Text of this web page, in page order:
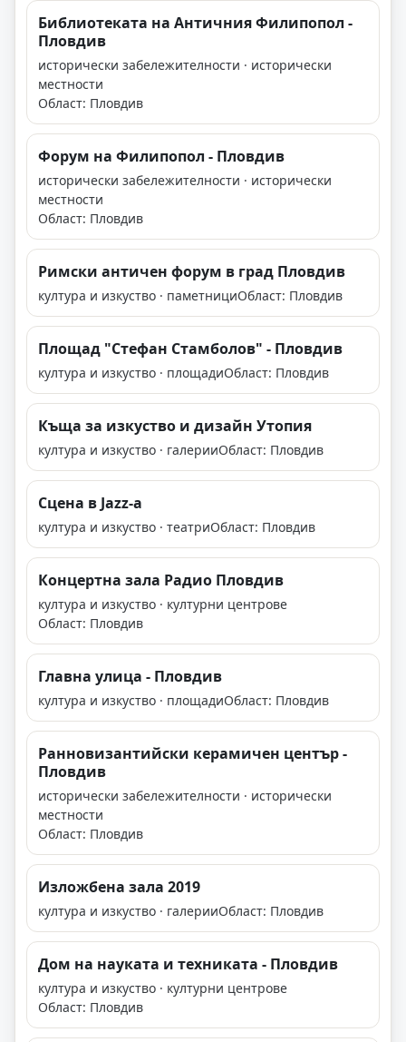
Библиотеката на Античния Филипопол -
Пловдив
исторически забележителности · исторически
местности
Област: Пловдив
Форум на Филипопол - Пловдив
исторически забележителности · исторически
местности
Област: Пловдив
Римски античен форум в град Пловдив
култура и изкуство · паметнициОбласт: Пловдив
Площад "Стефан Стамболов" - Пловдив
култура и изкуство · площадиОбласт: Пловдив
Къща за изкуство и дизайн Утопия
култура и изкуство · галерииОбласт: Пловдив
Сцена в Jazz-a
култура и изкуство · театриОбласт: Пловдив
Концертна зала Радио Пловдив
култура и изкуство · културни центрове
Област: Пловдив
Главна улица - Пловдив
култура и изкуство · площадиОбласт: Пловдив
Ранновизантийски керамичен център -
Пловдив
исторически забележителности · исторически
местности
Област: Пловдив
Изложбена зала 2019
култура и изкуство · галерииОбласт: Пловдив
Дом на науката и техниката - Пловдив
култура и изкуство · културни центрове
Област: Пловдив